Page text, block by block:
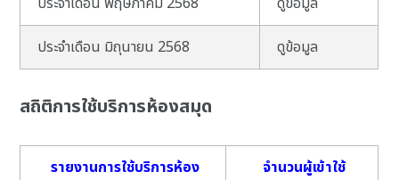
ประจำเดือน มิถุนายน 2568 ดูข้อมูล
สถิติการใช้บริการห้องสมุด
รายงานการใช้บริการห้อง
จำนวนผู้เข้าใช้